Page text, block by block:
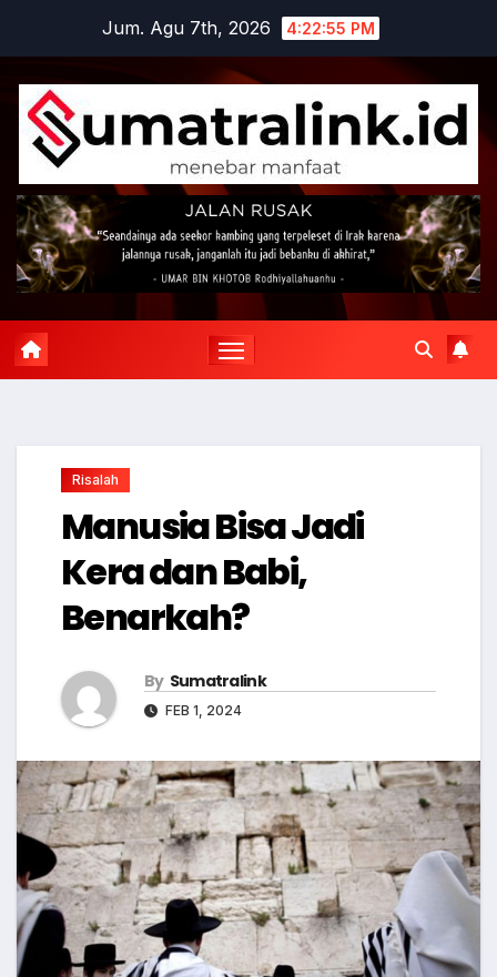
content
Jum. Agu 7th, 2026 4:22:56 PM
Risalah
Manusia Bisa Jadi
Kera dan Babi,
Benarkah?
By Sumatralink
FEB 1, 2024